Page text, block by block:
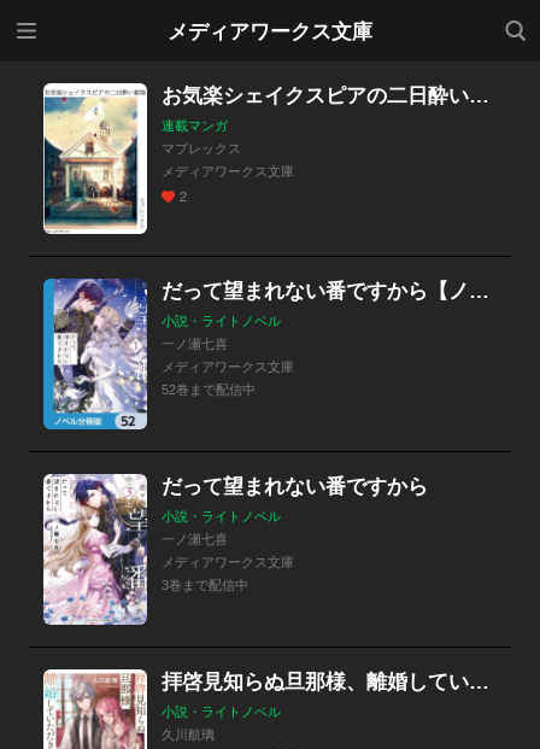
メディアワークス文庫
検索
お気楽シェイクスピアの二日酔い劇場
連載マンガ
マブレックス
メディアワークス文庫
2
だって望まれない番ですから【ノベル分冊版】
小説・ライトノベル
一ノ瀬七喜
メディアワークス文庫
52巻まで配信中
だって望まれない番ですから
小説・ライトノベル
一ノ瀬七喜
メディアワークス文庫
3巻まで配信中
拝啓見知らぬ旦那様、離婚していただきます
小説・ライトノベル
久川航璃